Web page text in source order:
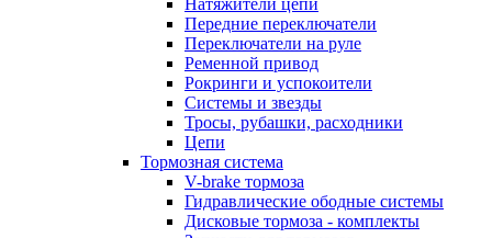
Передние переключатели
Переключатели на руле
Ременной привод
Рокринги и успокоители
Системы и звезды
Тросы, рубашки, расходники
Цепи
Тормозная система
V-brake тормоза
Гидравлические ободные системы
Дисковые тормоза - комплекты